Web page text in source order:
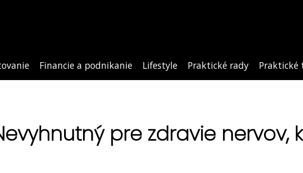
Financie a podnikanie Lifestyle Praktické rady Praktické
pre zdravie nervov,